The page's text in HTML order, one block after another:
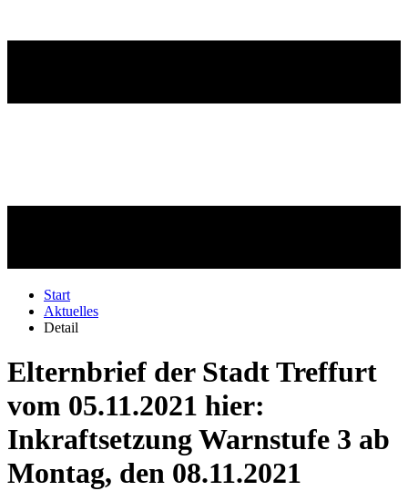
Start
Aktuelles
Detail
Elternbrief der Stadt Treffurt
vom 05.11.2021 hier:
Inkraftsetzung Warnstufe 3 ab
Montag, den 08.11.2021